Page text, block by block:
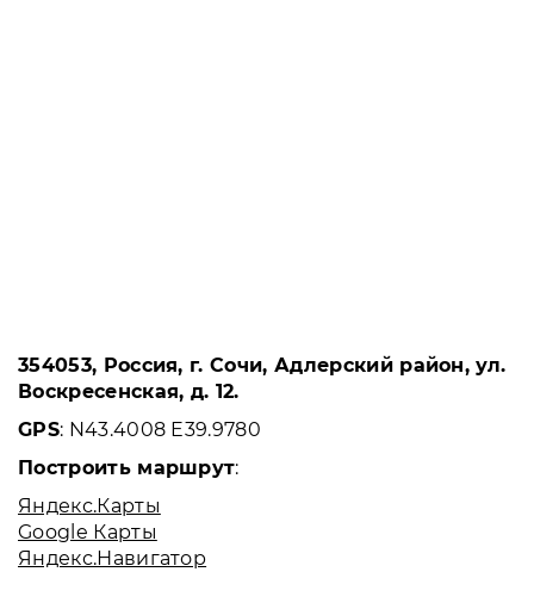
354053, Россия, г. Сочи, Адлерский район, ул.
Воскресенская, д. 12.
GPS: N43.4008 E39.9780
Построить маршрут:
Яндекс.Карты
Google Карты
Яндекс.Навигатор